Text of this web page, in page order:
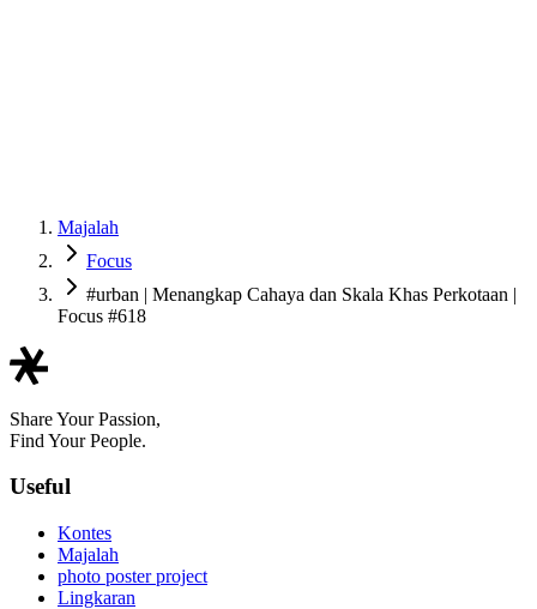
Majalah
Focus
#urban | Menangkap Cahaya dan Skala Khas Perkotaan |
Focus #618
Share Your Passion,
Find Your People.
Useful
Kontes
Majalah
photo poster project
Lingkaran